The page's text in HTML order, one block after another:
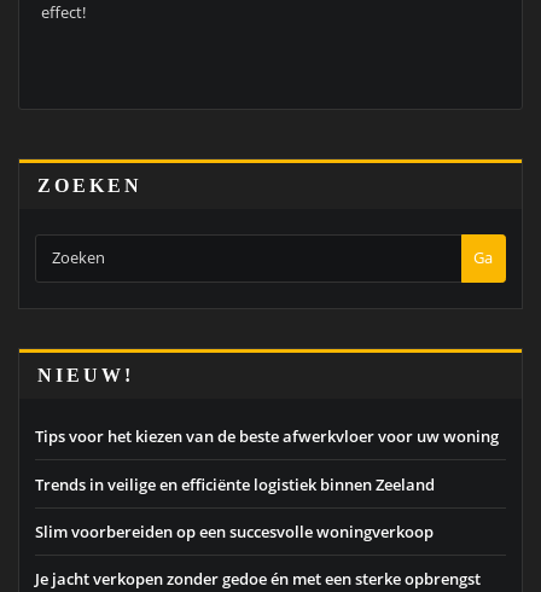
effect!
ZOEKEN
Ga
NIEUW!
Tips voor het kiezen van de beste afwerkvloer voor uw woning
Trends in veilige en efficiënte logistiek binnen Zeeland
Slim voorbereiden op een succesvolle woningverkoop
Je jacht verkopen zonder gedoe én met een sterke opbrengst